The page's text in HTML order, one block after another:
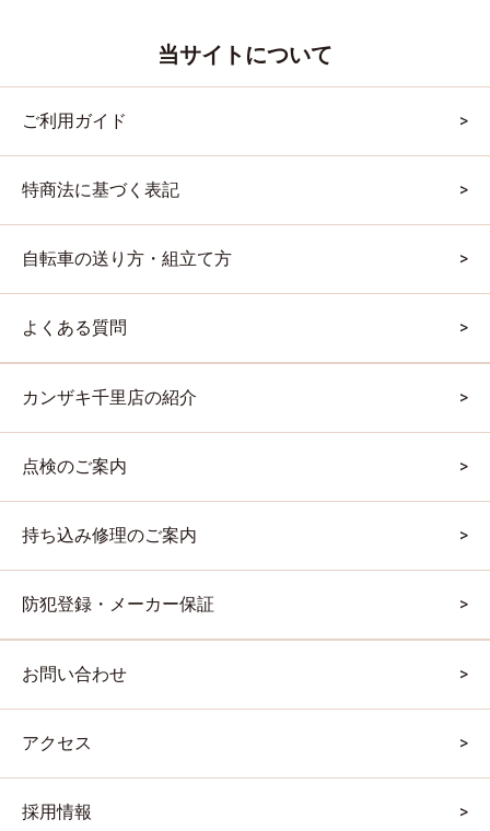
当サイトについて
ご利用ガイド
特商法に基づく表記
自転車の送り方・組立て方
よくある質問
カンザキ千里店の紹介
点検のご案内
持ち込み修理のご案内
防犯登録・メーカー保証
お問い合わせ
アクセス
採用情報